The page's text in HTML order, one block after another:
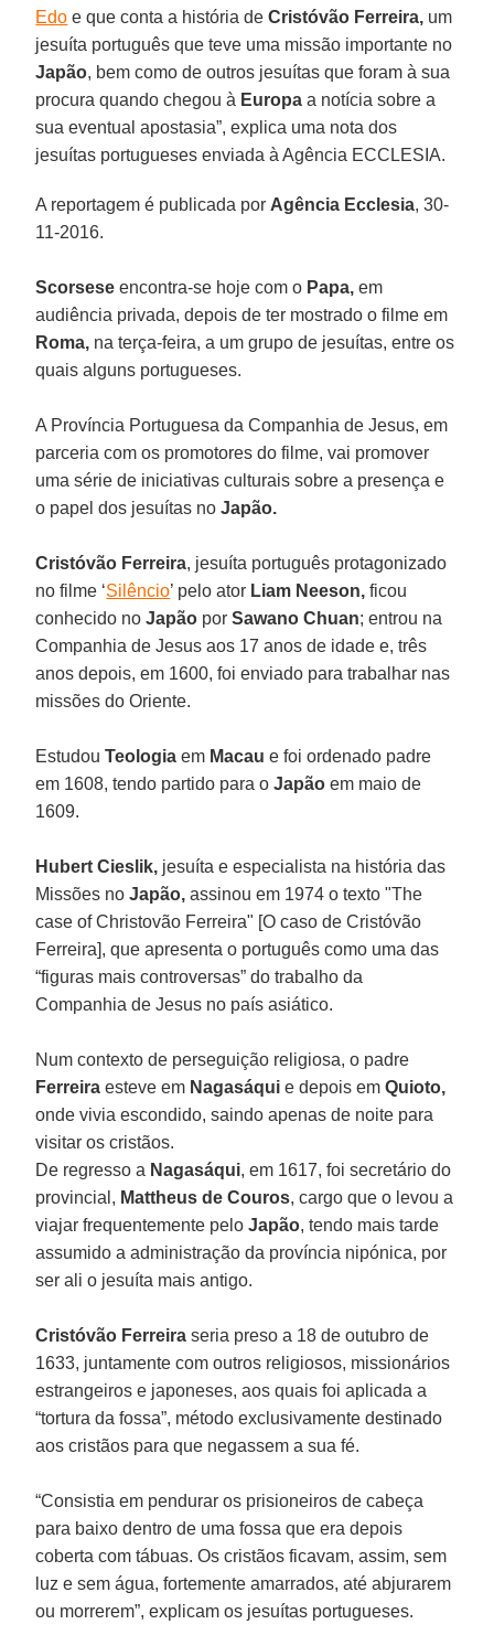
Edo e que conta a história deCristóvão Ferreira, um
jesuíta português que teve uma missão importante no
Japão, bem como de outros jesuítas que foram à sua
procura quando chegou à Europa a notícia sobre a
sua eventual apostasia”, explica uma nota dos
jesuítas portugueses enviada à Agência ECCLESIA.
A reportagem é publicada por Agência Ecclesia, 30-
11-2016.
Scorsese encontra-se hoje com o Papa, em
audiência privada, depois de ter mostrado o filme em
Roma, na terça-feira, a um grupo de jesuítas, entre os
quais alguns portugueses.
A Província Portuguesa da Companhia de Jesus, em
parceria com os promotores do filme, vai promover
uma série de iniciativas culturais sobre a presença e
o papel dos jesuítas noJapão.
Cristóvão Ferreira, jesuíta português protagonizado
no filme ‘Silêncio’ pelo ator Liam Neeson, ficou
conhecido noJapão porSawano Chuan; entrou na
Companhia de Jesus aos 17 anos de idade e, três
anos depois, em 1600, foi enviado para trabalhar nas
missões do Oriente.
EstudouTeologia em Macau e foi ordenado padre
em 1608, tendo partido para oJapão em maio de
1609.
Hubert Cieslik, jesuíta e especialista na história das
Missões noJapão, assinou em 1974 o texto "The
case of Christovão Ferreira" [O caso de Cristóvão
Ferreira], que apresenta o português como uma das
“figuras mais controversas” do trabalho da
Companhia de Jesus no país asiático.
Num contexto de perseguição religiosa, o padre
Ferreira esteve em Nagasáqui e depois emQuioto,
onde vivia escondido, saindo apenas de noite para
visitar os cristãos.
De regresso a Nagasáqui, em 1617, foi secretário do
provincial, Mattheus de Couros, cargo que o levou a
viajar frequentemente peloJapão, tendo mais tarde
assumido a administração da província nipónica, por
ser ali o jesuíta mais antigo.
Cristóvão Ferreira seria preso a 18 de outubro de
1633, juntamente com outros religiosos, missionários
estrangeiros e japoneses, aos quais foi aplicada a
“tortura da fossa”, método exclusivamente destinado
aos cristãos para que negassem a sua fé.
“Consistia em pendurar os prisioneiros de cabeça
para baixo dentro de uma fossa que era depois
coberta com tábuas. Os cristãos ficavam, assim, sem
luz e sem água, fortemente amarrados, até abjurarem
ou morrerem”, explicam os jesuítas portugueses.